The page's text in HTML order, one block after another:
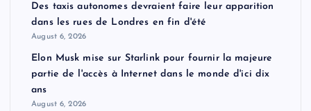
Des taxis autonomes devraient faire leur apparition
dans les rues de Londres en fin d'été
August 6, 2026
Elon Musk mise sur Starlink pour fournir la majeure
partie de l'accès à Internet dans le monde d'ici dix
ans
August 6, 2026